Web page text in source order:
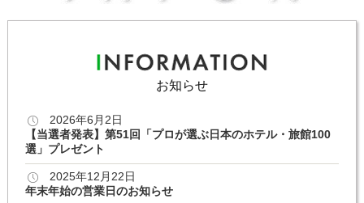
お知らせ
2026年6月2日
【当選者発表】第51回「プロが選ぶ日本のホテル・旅館100
選」プレゼント
2025年12月22日
年末年始の営業日のお知らせ